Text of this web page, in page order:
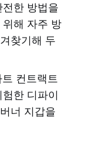
한 방법을
해 자주 방
찾기해 두
컨트랙트
한 디파이
너 지갑을